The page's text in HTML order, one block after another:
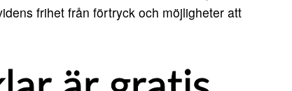
frihet från förtryck och möjligheter att